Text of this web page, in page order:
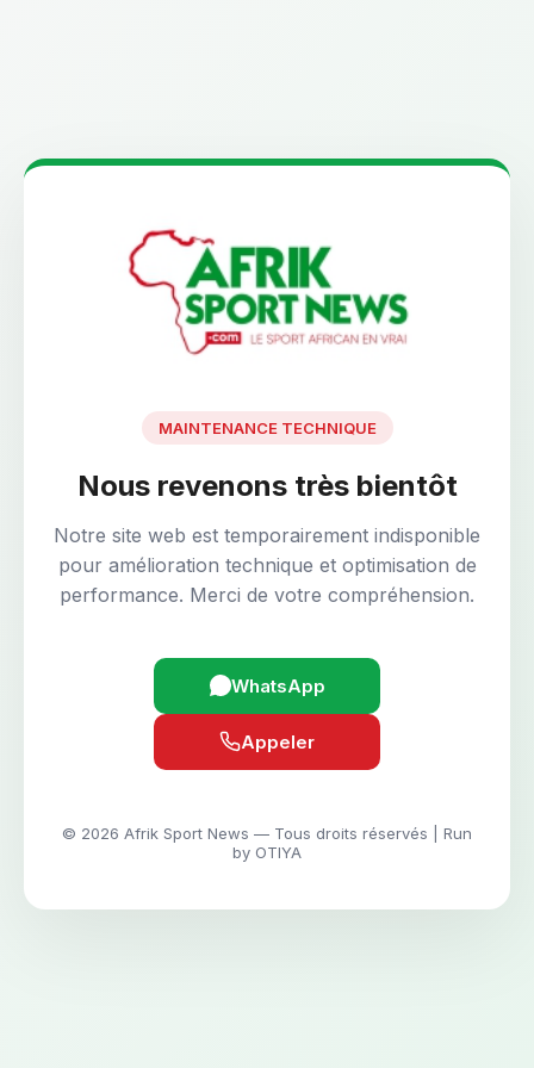
MAINTENANCE TECHNIQUE
Nous revenons très bientôt
Notre site web est temporairement indisponible
pour amélioration technique et optimisation de
performance. Merci de votre compréhension.
WhatsApp
Appeler
© 2026 Afrik Sport News — Tous droits réservés | Run
by OTIYA